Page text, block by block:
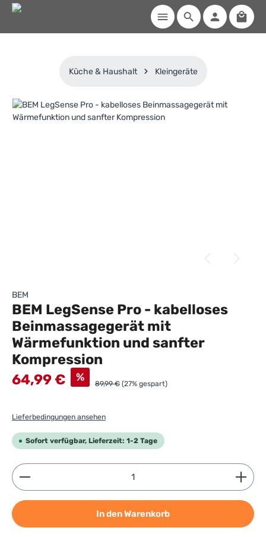
Zum Hauptinhalt springen
Küche & Haushalt Kleingeräte
Bildergalerie überspringen
BEM
BEM LegSense Pro - kabelloses
Beinmassagegerät mit
Wärmefunktion und sanfter
Kompression
Verkaufspreis:
64,99 € % 89,99 € (27% gespart)
Lieferbedingungen ansehen
Sofort verfügbar, Lieferzeit: 1-2 Tage
Produkt Anzahl: Gib den gewünschten Wert ein
In den Warenkorb